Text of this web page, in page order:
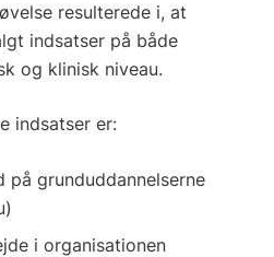
resulterede i, at
indsatser på både
og klinisk niveau.
indsatser er:
på grunduddannelserne
i organisationen